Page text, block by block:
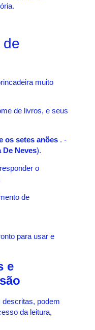
de
muito
de livros, e seus
os setes anões . -
De Neves).
o
de
para usar e
e
podem
da leitura,